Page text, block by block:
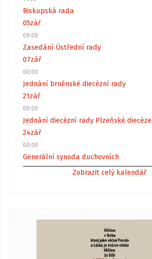
Biskupská rada
05zář
09:00
Zasedání Ústřední rady
07zář
00:00
Jednání brněnské diecézní rady
21zář
00:00
Jednání diecézní rady Plzeňské diecéze
24zář
00:00
Generální synoda duchovních
Zobrazit celý kalendář